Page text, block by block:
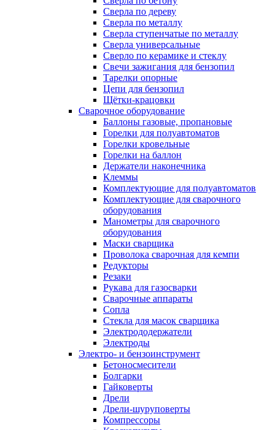
Сверла по дереву
Сверла по металлу
Сверла ступенчатые по металлу
Сверла универсальные
Сверло по керамике и стеклу
Свечи зажигания для бензопил
Тарелки опорные
Цепи для бензопил
Щётки-крацовки
Сварочное оборудование
Баллоны газовые, пропановые
Горелки для полуавтоматов
Горелки кровельные
Горелки на баллон
Держатели наконечника
Клеммы
Комплектующие для полуавтоматов
Комплектующие для сварочного
оборудования
Манометры для сварочного
оборудования
Маски сварщика
Проволока сварочная для кемпи
Редукторы
Резаки
Рукава для газосварки
Сварочные аппараты
Сопла
Стекла для масок сварщика
Электрододержатели
Электроды
Электро- и бензоинструмент
Бетоносмесители
Болгарки
Гайковерты
Дрели
Дрели-шуруповерты
Компрессоры